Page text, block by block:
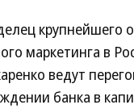
крупнейшего
маркетинга в
ведут
банка в